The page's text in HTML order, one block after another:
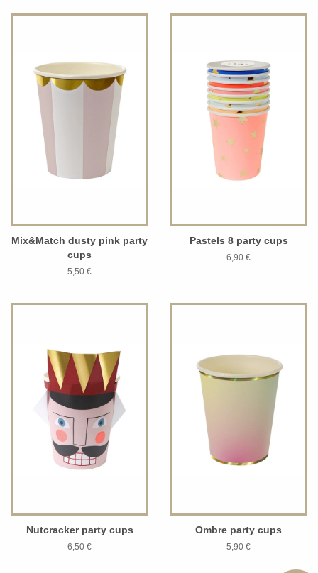
Mix&Match dusty pink party
cups
5,50 €
Pastels 8 party cups
6,90 €
Nutcracker party cups
6,50 €
Ombre party cups
5,90 €